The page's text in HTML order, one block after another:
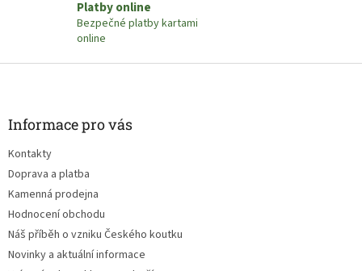
Platby online
Bezpečné platby kartami
online
Z
Informace pro vás
Kontakty
Doprava a platba
Kamenná prodejna
Hodnocení obchodu
Náš příběh o vzniku Českého koutku
Novinky a aktuální informace